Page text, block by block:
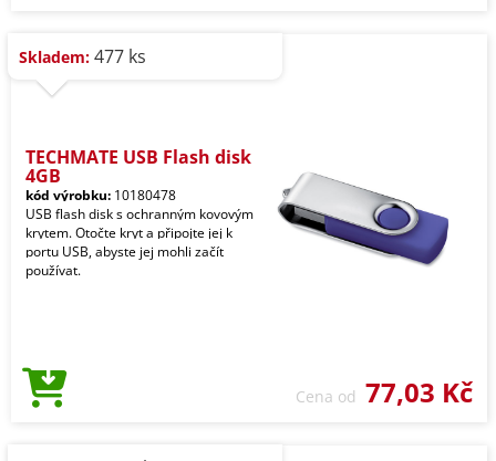
Skladem: 477 ks
TECHMATE USB Flash disk
4GB
kód výrobku: 10180478
USB flash disk s ochranným kovovým
krytem. Otočte kryt a připojte jej k
portu USB, abyste jej mohli začít
používat.
Cena od 77,03 Kč